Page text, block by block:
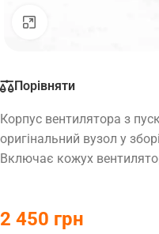
Порівняти
Корпус вентилятора з
оригінальний вузол у
Включає кожух
2 450 грн